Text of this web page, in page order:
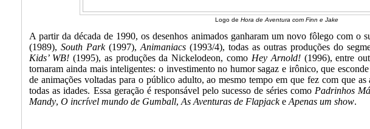
Logo deHora de Aventura com Finn e Jake
A partir da década de 1990, os desenhos animados ganharam um novo fôlego com o
(1989),South Park(1997),Animaniacs (1993/4), todas as outras produções do
Kids’ WB! (1995), as produções da Nickelodeon, como Hey Arnold!(1996), entre
tornaram ainda mais inteligentes: o investimento no humor sagaz e irônico, que
de animações voltadas para o público adulto, ao mesmo tempo em que fez com que as
todas as idades. Essa geração é responsável pelo sucesso de séries como Padrinhos
Mandy,O incrível mundo de Gumball,As Aventuras de FlapjackeApenas um show.